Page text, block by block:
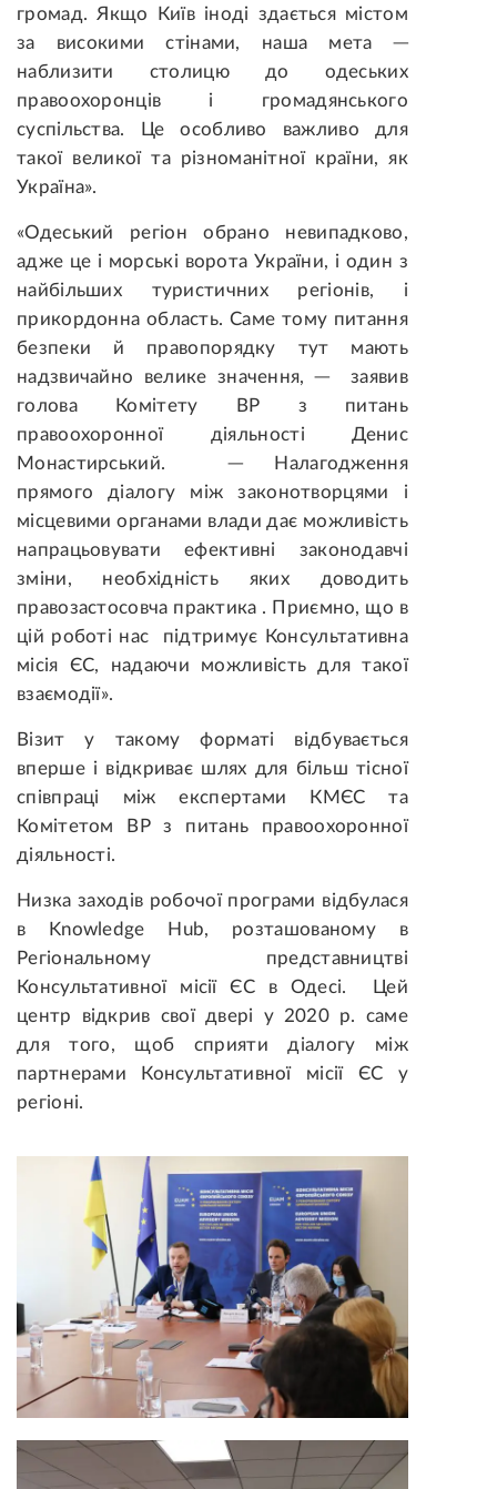
громад. Якщо Київ іноді здається містом
за високими стінами, наша мета ─
наблизити столицю до одеських
правоохоронців і громадянського
суспільства. Це особливо важливо для
такої великої та різноманітної країни, як
Україна».
«Одеський регіон обрано невипадково,
адже це і морські ворота України, і один з
найбільших туристичних регіонів, і
прикордонна область. Саме тому питання
безпеки й правопорядку тут мають
надзвичайно велике значення, ─ заявив
голова Комітету ВР з питань
правоохоронної діяльності Денис
Монастирський. ─ Налагодження
прямого діалогу між законотворцями і
місцевими органами влади дає можливість
напрацьовувати ефективні законодавчі
зміни, необхідність яких доводить
правозастосовча практика . Приємно, що в
цій роботі нас підтримує Консультативна
місія ЄС, надаючи можливість для такої
взаємодії».
Візит у такому форматі відбувається
вперше і відкриває шлях для більш тісної
співпраці між експертами КМЄС та
Комітетом ВР з питань правоохоронної
діяльності.
Низка заходів робочої програми відбулася
в Knowledge Hub, розташованому в
Регіональному представництві
Консультативної місії ЄС в Одесі. Цей
центр відкрив свої двері у 2020 р. саме
для того, щоб сприяти діалогу між
партнерами Консультативної місії ЄС у
регіоні.